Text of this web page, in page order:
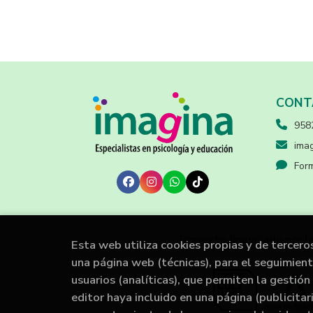
Proyecto financiado por
Esta web utiliza cookies propias y de
una página web (técnicas), para el
usuarios (analíticas), que permiten la
editor haya incluido en una página